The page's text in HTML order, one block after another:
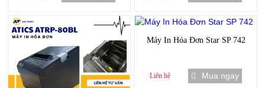
Máy In Hóa Đơn Star SP 742
Liên hệ Mua ngay